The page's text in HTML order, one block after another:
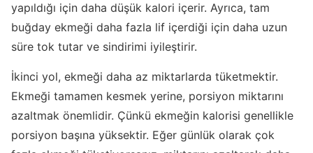
yapıldığı için daha düşük kalori içerir. Ayrıca, tam
buğday ekmeği daha fazla lif içerdiği için daha uzun
süre tok tutar ve sindirimi iyileştirir.
İkinci yol, ekmeği daha az miktarlarda tüketmektir.
Ekmeği tamamen kesmek yerine, porsiyon miktarını
azaltmak önemlidir. Çünkü ekmeğin kalorisi genellikle
porsiyon başına yüksektir. Eğer günlük olarak çok